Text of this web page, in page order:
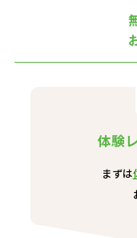
体験
まずは